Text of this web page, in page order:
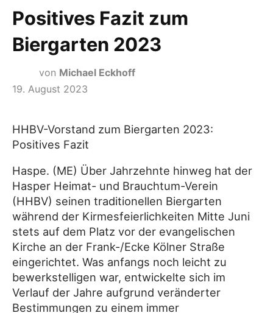
Positives Fazit zum
Biergarten 2023
von Michael Eckhoff
19. August 2023
HHBV-Vorstand zum Biergarten 2023:
Positives Fazit
Haspe. (ME) Über Jahrzehnte hinweg hat der
Hasper Heimat- und Brauchtum-Verein
(HHBV) seinen traditionellen Biergarten
während der Kirmesfeierlichkeiten Mitte Juni
stets auf dem Platz vor der evangelischen
Kirche an der Frank-/Ecke Kölner Straße
eingerichtet. Was anfangs noch leicht zu
bewerkstelligen war, entwickelte sich im
Verlauf der Jahre aufgrund veränderter
Bestimmungen zu einem immer